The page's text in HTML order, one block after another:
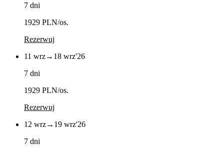
7 dni
1929 PLN/os.
Rezerwuj
11 wrz→ 18 wrz'26
7 dni
1929 PLN/os.
Rezerwuj
12 wrz→ 19 wrz'26
7 dni